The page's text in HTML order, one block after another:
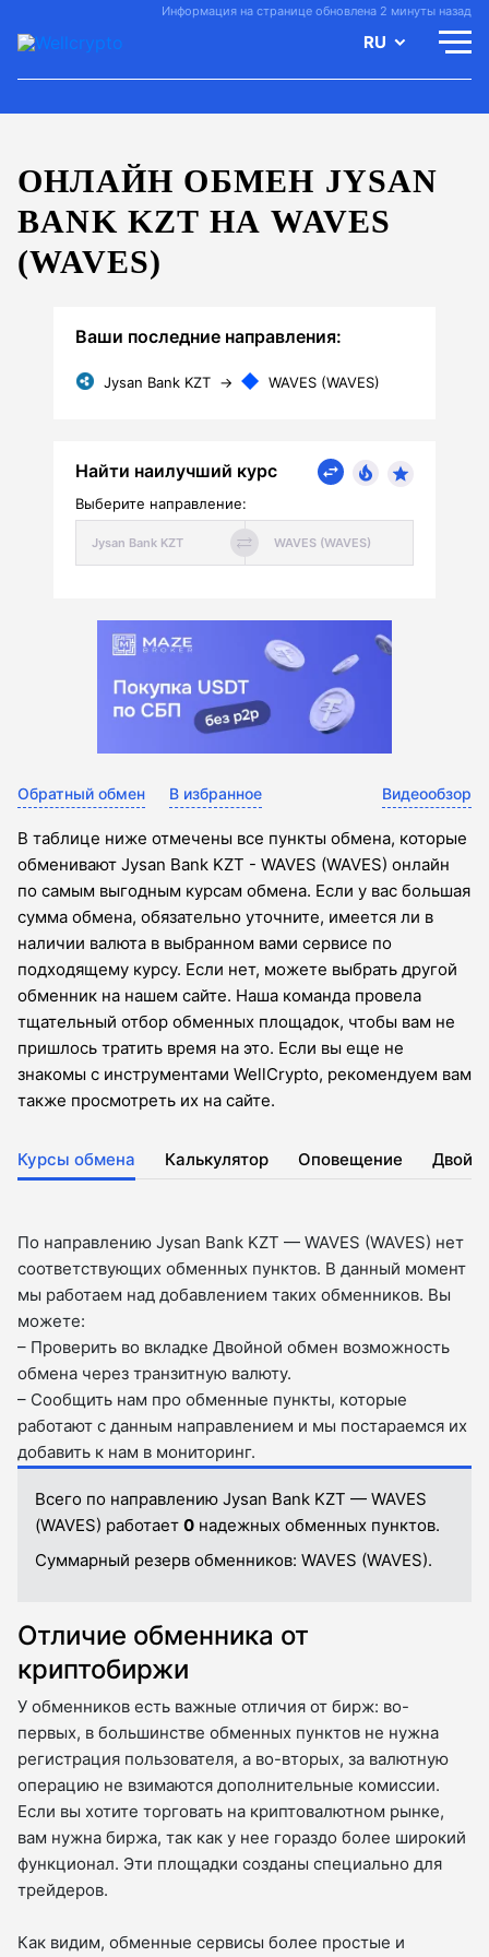
Информация на странице обновлена 2 минуты назад
RU
ОНЛАЙН ОБМЕН JYSAN
BANK KZT НА WAVES
(WAVES)
Ваши последние направления:
Jysan Bank KZT → WAVES (WAVES)
Найти наилучший курс
Выберите направление:
Обратный обмен В избранное Видеообзор
В таблице ниже отмечены все пункты обмена, которые
обменивают Jysan Bank KZT - WAVES (WAVES) онлайн
по самым выгодным курсам обмена. Если у вас большая
сумма обмена, обязательно уточните, имеется ли в
наличии валюта в выбранном вами сервисе по
подходящему курсу. Если нет, можете выбрать другой
обменник на нашем сайте. Наша команда провела
тщательный отбор обменных площадок, чтобы вам не
пришлось тратить время на это. Если вы еще не
знакомы с инструментами WellCrypto, рекомендуем вам
также просмотреть их на сайте.
Курсы обмена Калькулятор Оповещение
По направлению Jysan Bank KZT — WAVES (WAVES) нет
соответствующих обменных пунктов. В данный момент
мы работаем над добавлением таких обменников. Вы
можете:
– Проверить во вкладкe Двойной обмен возможность
обмена через транзитную валюту.
– Сообщить нам про обменные пункты, которые
работают с данным направлением и мы постараемся их
добавить к нам в мониторинг.
Всего по направлению Jysan Bank KZT — WAVES
(WAVES) работает 0 надежных обменных пунктов.
Суммарный резерв обменников: WAVES (WAVES).
Отличие обменника от
криптобиржи
У обменников есть важные отличия от бирж: во-
первых, в большинстве обменных пунктов не нужна
регистрация пользователя, а во-вторых, за валютную
операцию не взимаются дополнительные комиссии.
Если вы хотите торговать на криптовалютном рынке,
вам нужна биржа, так как у нее гораздо более широкий
функционал. Эти площадки созданы специально для
трейдеров.
Как видим, обменные сервисы более простые и